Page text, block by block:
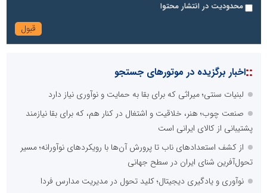
محدودیت در انتشار محتوا
::اخبار برگزیده در موتورهای جستجو
لبنیات سنتی؛ میراثی که برای بقا به حمایت و نوآوری نیاز دارد
صنعت چوب؛ هنر، خلاقیت و اشتغال در کنار هم، که برای بقا نیازمند
پشتیبانی از کالای ایرانی است
از کشف استعدادهای ناب تا پرورش آن‌ها با رویکردهای نوآورانه؛ مسیر
تحول‌آفرین شنای ایران در سطح جهانی
نوآوری و یادگیری دیجیتال؛ کلید تحول در مدیریت مدارس فردا